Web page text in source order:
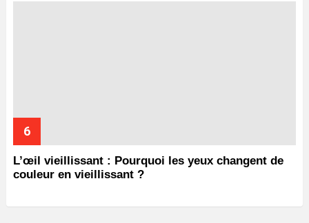
L’œil vieillissant : Pourquoi les yeux changent de
couleur en vieillissant ?